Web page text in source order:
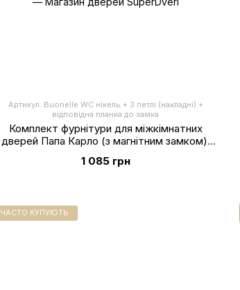
Артикул: Buonelle WC нікель + 3 петлі (накладні) +
відповідна планка до замка
Комплект фурнітури для міжкімнатних
дверей Папа Карло (з магнітним замком),
1 085 грн
ЧАСТО КУПУЮТЬ